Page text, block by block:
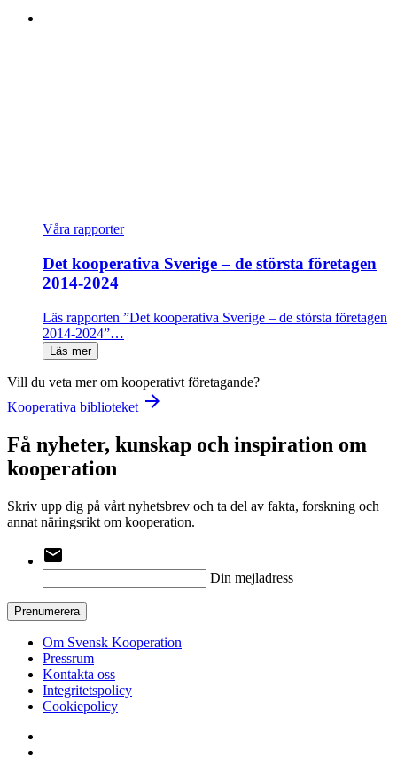
Våra rapporter
Det kooperativa Sverige – de största företagen
2014-2024
Läs rapporten ”Det kooperativa Sverige – de största företagen
2014-2024”…
Läs mer
Vill du veta mer om kooperativt företagande?
Kooperativa biblioteket arrow_forward
Få nyheter, kunskap och inspiration om
kooperation
Skriv upp dig på vårt nyhetsbrev och ta del av fakta, forskning och
annat näringsrikt om kooperation.
email
Din mejladress
Prenumerera
Om Svensk Kooperation
Pressrum
Kontakta oss
Integritetspolicy
Cookiepolicy